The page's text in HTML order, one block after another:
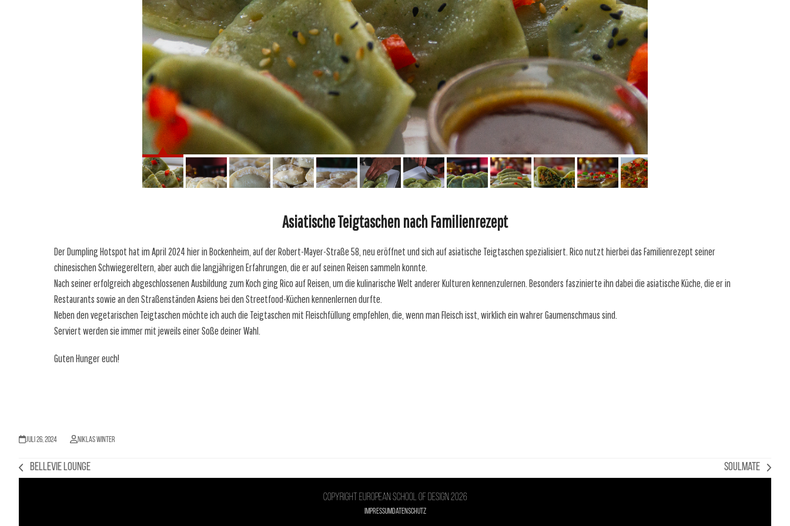
Asiatische Teigtaschen nach Familienrezept
Der Dumpling Hotspot hat im April 2024 hier in Bockenheim, auf der Robert-Mayer-Straße 58, neu eröffnet und sich auf asiatische Teigtaschen spezialisiert. Rico nutzt hierbei das Familienrezept seiner
chinesischen Schwiegereltern, aber auch die langjährigen Erfahrungen, die er auf seinen Reisen sammeln konnte.
Nach seiner erfolgreich abgeschlossenen Ausbildung zum Koch ging Rico auf Reisen, um die kulinarische Welt anderer Kulturen kennenzulernen. Besonders faszinierte ihn dabei die asiatische Küche, die er in
Restaurants sowie an den Straßenständen Asiens bei den Streetfood-Küchen kennenlernen durfte.
Neben den vegetarischen Teigtaschen möchte ich auch die Teigtaschen mit Fleischfüllung empfehlen, die, wenn man Fleisch isst, wirklich ein wahrer Gaumenschmaus sind.
Serviert werden sie immer mit jeweils einer Soße deiner Wahl.
Guten Hunger euch!
Juli 26, 2024 Niklas Winter
vorheriger
Bellevie Lounge
Nächster
Soulmate
Copyright European school of design 2026
ImpressumDatenschutz